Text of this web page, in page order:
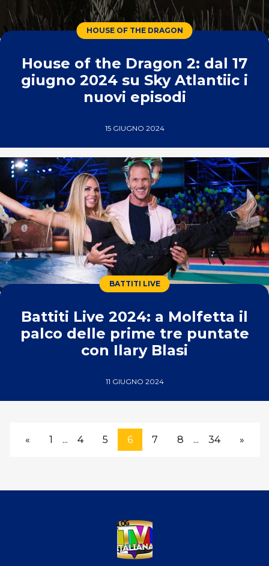
HOUSE OF THE DRAGON
House of the Dragon 2: dal 17
giugno 2024 su Sky Atlantiic i
nuovi episodi
15 GIUGNO 2024
BATTITI LIVE
Battiti Live 2024: a Molfetta il
palco delle prime tre puntate
con Ilary Blasi
11 GIUGNO 2024
« 1 ... 4 5 6 7 8 ... 34 »